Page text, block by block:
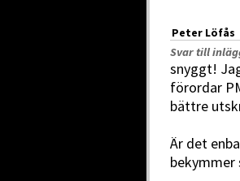
Peter Löfås
Svar till
snyggt!
förordar
bättre
Är det